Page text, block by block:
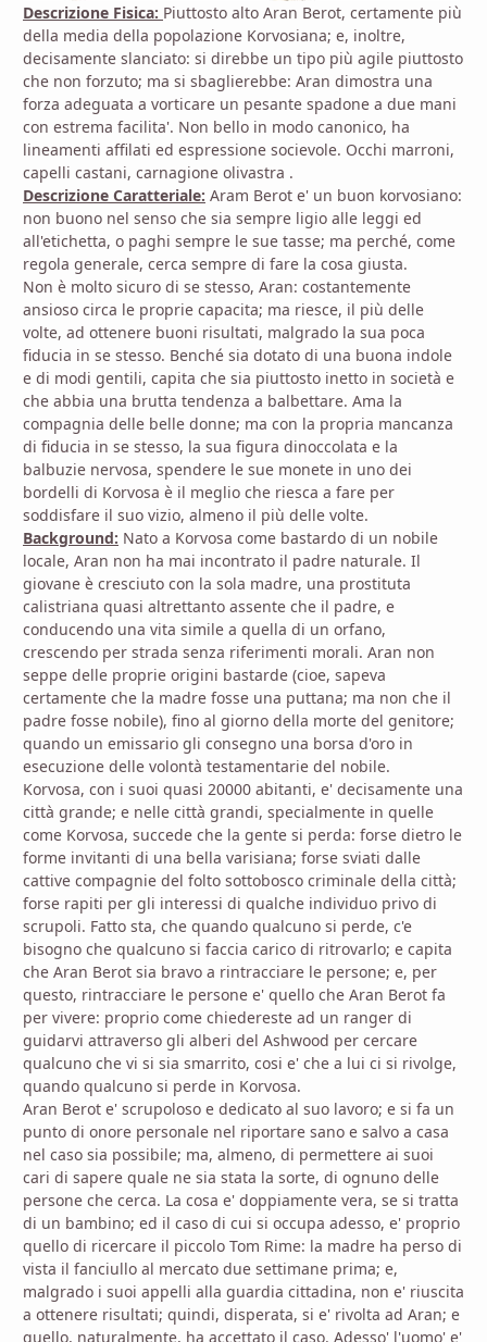
Descrizione Fisica: Piuttosto alto Aran Berot, certamente più
della media della popolazione Korvosiana; e, inoltre,
decisamente slanciato: si direbbe un tipo più agile piuttosto
che non forzuto; ma si sbaglierebbe: Aran dimostra una
forza adeguata a vorticare un pesante spadone a due mani
con estrema facilita'. Non bello in modo canonico, ha
lineamenti affilati ed espressione socievole. Occhi marroni,
capelli castani, carnagione olivastra .
Descrizione Caratteriale: Aram Berot e' un buon korvosiano:
non buono nel senso che sia sempre ligio alle leggi ed
all'etichetta, o paghi sempre le sue tasse; ma perché, come
regola generale, cerca sempre di fare la cosa giusta.
Non è molto sicuro di se stesso, Aran: costantemente
ansioso circa le proprie capacita; ma riesce, il più delle
volte, ad ottenere buoni risultati, malgrado la sua poca
fiducia in se stesso. Benché sia dotato di una buona indole
e di modi gentili, capita che sia piuttosto inetto in società e
che abbia una brutta tendenza a balbettare. Ama la
compagnia delle belle donne; ma con la propria mancanza
di fiducia in se stesso, la sua figura dinoccolata e la
balbuzie nervosa, spendere le sue monete in uno dei
bordelli di Korvosa è il meglio che riesca a fare per
soddisfare il suo vizio, almeno il più delle volte.
Background: Nato a Korvosa come bastardo di un nobile
locale, Aran non ha mai incontrato il padre naturale. Il
giovane è cresciuto con la sola madre, una prostituta
calistriana quasi altrettanto assente che il padre, e
conducendo una vita simile a quella di un orfano,
crescendo per strada senza riferimenti morali. Aran non
seppe delle proprie origini bastarde (cioe, sapeva
certamente che la madre fosse una puttana; ma non che il
padre fosse nobile), fino al giorno della morte del genitore;
quando un emissario gli consegno una borsa d'oro in
esecuzione delle volontà testamentarie del nobile.
Korvosa, con i suoi quasi 20000 abitanti, e' decisamente una
città grande; e nelle città grandi, specialmente in quelle
come Korvosa, succede che la gente si perda: forse dietro le
forme invitanti di una bella varisiana; forse sviati dalle
cattive compagnie del folto sottobosco criminale della città;
forse rapiti per gli interessi di qualche individuo privo di
scrupoli. Fatto sta, che quando qualcuno si perde, c'e
bisogno che qualcuno si faccia carico di ritrovarlo; e capita
che Aran Berot sia bravo a rintracciare le persone; e, per
questo, rintracciare le persone e' quello che Aran Berot fa
per vivere: proprio come chiedereste ad un ranger di
guidarvi attraverso gli alberi del Ashwood per cercare
qualcuno che vi si sia smarrito, cosi e' che a lui ci si rivolge,
quando qualcuno si perde in Korvosa.
Aran Berot e' scrupoloso e dedicato al suo lavoro; e si fa un
punto di onore personale nel riportare sano e salvo a casa
nel caso sia possibile; ma, almeno, di permettere ai suoi
cari di sapere quale ne sia stata la sorte, di ognuno delle
persone che cerca. La cosa e' doppiamente vera, se si tratta
di un bambino; ed il caso di cui si occupa adesso, e' proprio
quello di ricercare il piccolo Tom Rime: la madre ha perso di
vista il fanciullo al mercato due settimane prima; e,
malgrado i suoi appelli alla guardia cittadina, non e' riuscita
a ottenere risultati; quindi, disperata, si e' rivolta ad Aran; e
quello, naturalmente, ha accettato il caso. Adesso' l'uomo' e'